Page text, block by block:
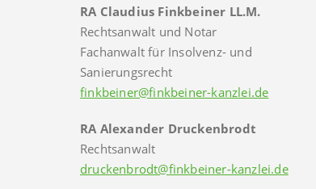
RA Claudius Finkbeiner LL.M.
Rechtsanwalt und Notar
Fachanwalt für Insolvenz- und
Sanierungsrecht
finkbeiner@finkbeiner-kanzlei.de
RA Alexander Druckenbrodt
Rechtsanwalt
druckenbrodt@finkbeiner-kanzlei.de